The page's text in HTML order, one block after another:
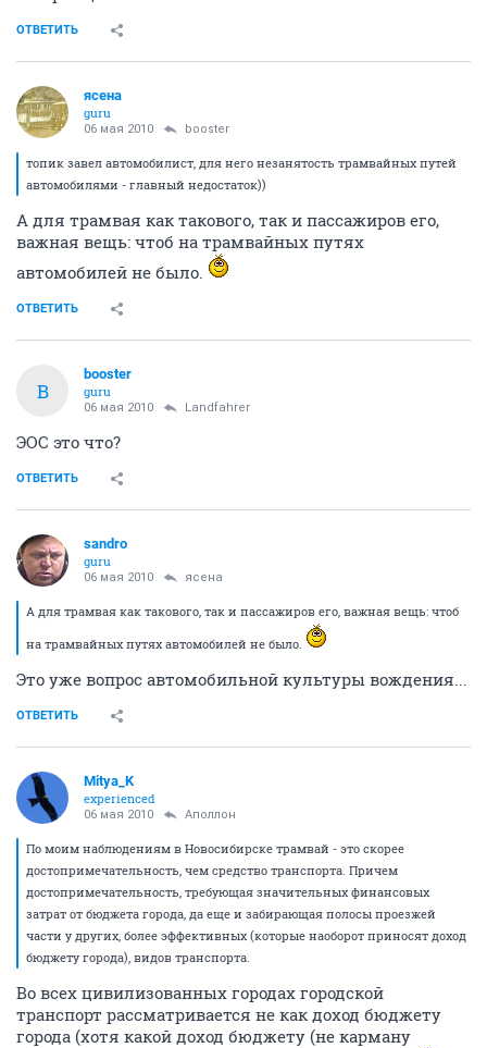
ОТВЕТИТЬ
ясена
guru
06 мая 2010 bооster
топик завел автомобилист, для него незанятость трамвайных путей
автомобилями - главный недостаток))
А для трамвая как такового, так и пассажиров его,
важная вещь: чтоб на трамвайных путях
автомобилей не было.
ОТВЕТИТЬ
B
bооster
guru
06 мая 2010 Landfahrer
ЭОС это что?
ОТВЕТИТЬ
sandro
guru
06 мая 2010 ясена
А для трамвая как такового, так и пассажиров его, важная вещь: чтоб
на трамвайных путях автомобилей не было.
Это уже вопрос автомобильной культуры вождения...
ОТВЕТИТЬ
Mitya_K
experienced
06 мая 2010 Аполлон
По моим наблюдениям в Новосибирске трамвай - это скорее
достопримечательность, чем средство транспорта. Причем
достопримечательность, требующая значительных финансовых
затрат от бюджета города, да еще и забирающая полосы проезжей
части у других, более эффективных (которые наоборот приносят доход
бюджету города), видов транспорта.
Во всех цивилизованных городах городской
транспорт рассматривается не как доход бюджету
города (хотя какой доход бюджету (не карману